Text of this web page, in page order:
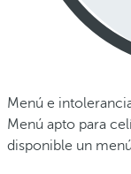
Menú e
Menú apto para
disponible un